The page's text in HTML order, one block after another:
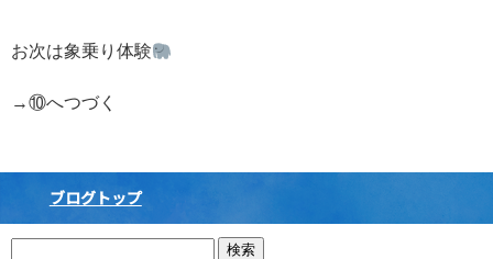
お次は象乗り体験
→⑩へつづく
ブログトップ